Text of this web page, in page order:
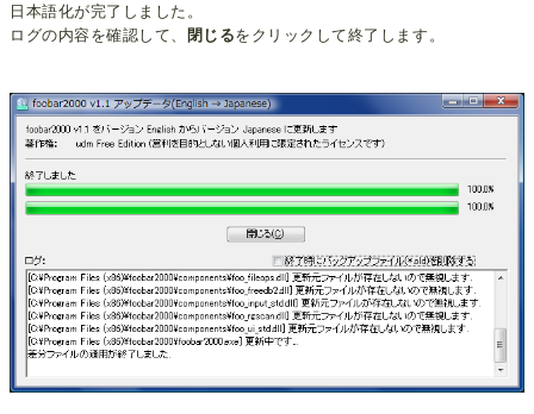
日本語化が完了しました。
ログの内容を確認して、
閉じるをクリックして終了します。